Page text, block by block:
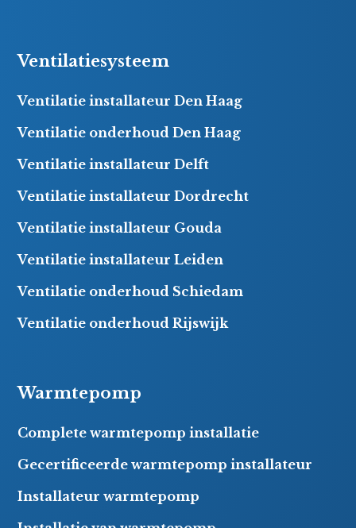
Ventilatiesysteem
Ventilatie installateur Den Haag
Ventilatie onderhoud Den Haag
Ventilatie installateur Delft
Ventilatie installateur Dordrecht
Ventilatie installateur Gouda
Ventilatie installateur Leiden
Ventilatie onderhoud Schiedam
Ventilatie onderhoud Rijswijk
Warmtepomp
Complete warmtepomp installatie
Gecertificeerde warmtepomp installateur
Installateur warmtepomp